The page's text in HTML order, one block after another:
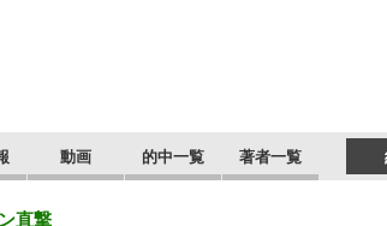
動画 的中一覧 著者一覧
直撃